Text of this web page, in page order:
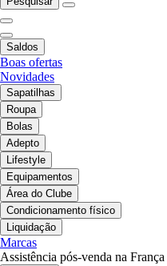
Saldos
Boas ofertas
Novidades
Sapatilhas
Roupa
Bolas
Adepto
Lifestyle
Equipamentos
Área do Clube
Condicionamento físico
Liquidação
Marcas
Assistência pós-venda na França